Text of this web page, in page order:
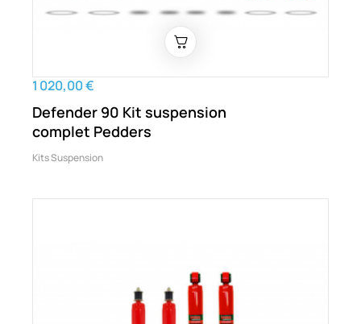
1 020,00 €
Defender 90 Kit suspension
complet Pedders
Kits Suspension